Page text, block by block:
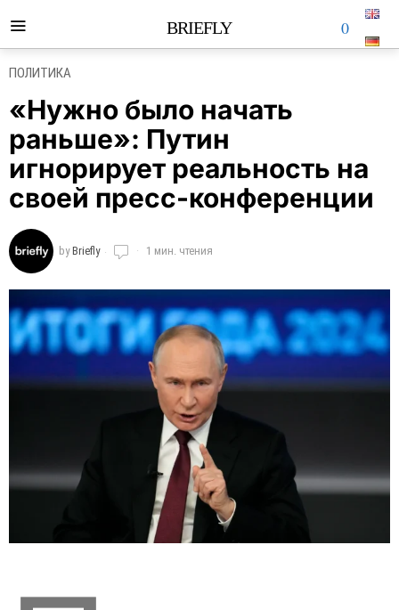
BRIEFLY 0
ПОЛИТИКА
«Нужно было начать
раньше»: Путин
игнорирует реальность на
своей пресс-конференции
byBriefly 1 мин. чтения